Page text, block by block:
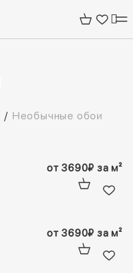
Необычные обои
от 3690₽ за м²
от 3690₽ за м²